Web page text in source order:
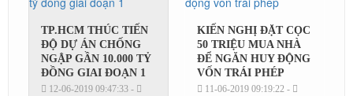
TP.HCM THÚC TIẾN
ĐỘ DỰ ÁN CHỐNG
NGẬP GẦN 10.000 TỶ
ĐỒNG GIAI ĐOẠN 1
12-06-2019 09:47:33 -
KIẾN NGHỊ ĐẶT CỌC
50 TRIỆU MUA NHÀ
ĐỂ NGĂN HUY ĐỘNG
VỐN TRÁI PHÉP
11-06-2019 09:19:22 -